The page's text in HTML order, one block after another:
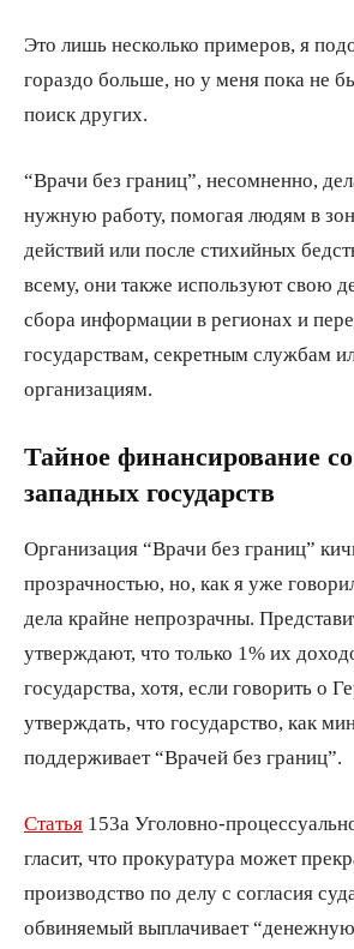
Это лишь несколько примеров, я
гораздо больше, но у меня пока не
поиск других.
“Врачи без границ”, несомненно,
нужную работу, помогая людям в
действий или после стихийных
всему, они также используют свою
сбора информации в регионах и
государствам, секретным службам
организациям.
Тайное финансирование
западных государств
Организация “Врачи без границ”
прозрачностью, но, как я уже
дела крайне непрозрачны.
утверждают, что только 1% их
государства, хотя, если говорить о
утверждать, что государство, как
поддерживает “Врачей без границ”.
Статья 153a Уголовно-
гласит, что прокуратура может
производство по делу с согласия
обвиняемый выплачивает